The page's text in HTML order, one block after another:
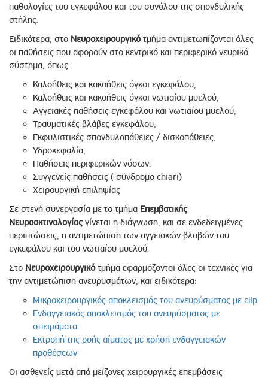
παθολογίες του εγκεφάλου και του συνόλου της σπονδυλικής
στήλης.
Ειδικότερα, στο Νευροχειρουργικότμήμα αντιμετωπίζονται όλες
οι παθήσεις που αφορούν στο κεντρικό και περιφερικό νευρικό
σύστημα, όπως:
Καλοήθεις και κακοήθεις όγκοι εγκεφάλου,
Καλοήθεις και κακοήθεις όγκοι νωτιαίου μυελού,
Αγγειακές παθήσεις εγκεφάλου και νωτιαίου μυελού,
Τραυματικές βλάβες εγκεφάλου,
Εκφυλιστικές σπονδυλοπάθειες / δισκοπάθειες,
Υδροκεφαλία,
Παθήσεις περιφερικών νόσων.
Συγγενείς παθήσεις ( σύνδρομο chiari)
Χειρουργική επιληψίας
Σε στενή συνεργασία με το τμήμα Επεμβατικής
Νευροακτινολογίαςγίνεται η διάγνωση, και σε ενδεδειγμένες
περιπτώσεις, η αντιμετώπιση των αγγειακών βλαβών του
εγκεφάλου και του νωτιαίου μυελού.
Στο Νευροχειρουργικότμήμα εφαρμόζονται όλες οι τεχνικές για
την αντιμετώπιση ανευρυσμάτων, και ειδικότερα:
Μικροχειρουργικός αποκλεισμός του ανευρύσματος με clip
Ενδαγγειακός αποκλεισμός του ανευρύσματος με
σπειράματα
Εκτροπή της ροής αίματος με χρήση ενδαγγειακών
προθέσεων
Οι ασθενείς μετά από μείζονες χειρουργικές επεμβάσεις